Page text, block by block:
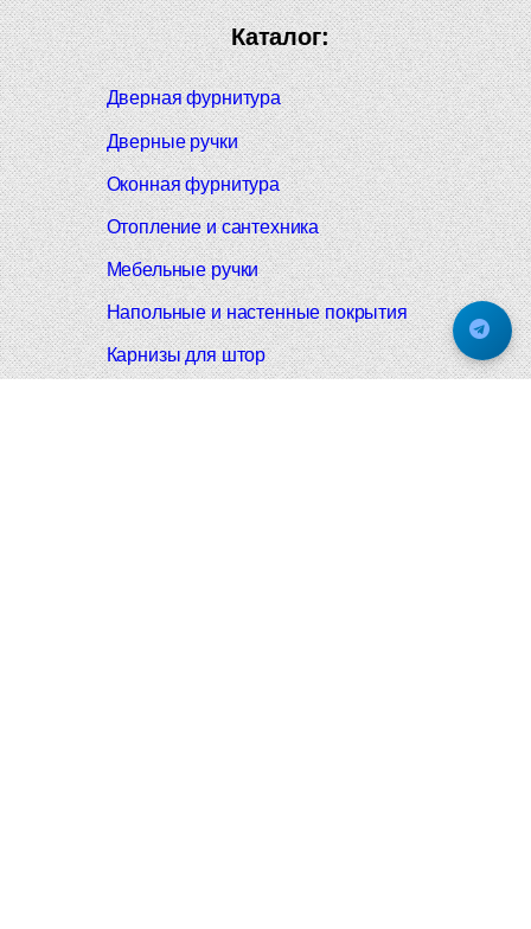
Каталог:
Дверная фурнитура
Дверные ручки
Оконная фурнитура
Отопление и сантехника
Мебельные ручки
Напольные и настенные покрытия
Карнизы для штор